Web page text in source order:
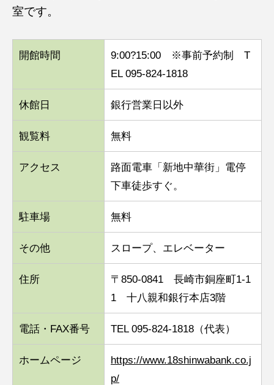
室です。
開館時間
9:00?15:00 ※事前予約制 T
EL 095-824-1818
休館日 銀行営業日以外
観覧料 無料
アクセス
路面電車「新地中華街」電停
下車徒歩すぐ。
駐車場 無料
その他 スロープ、エレベーター
住所
〒850-0841 長崎市銅座町1-1
1 十八親和銀行本店3階
電話・FAX番号 TEL 095-824-1818（代表）
ホームページ
https://www.18shinwabank.co.j
p/